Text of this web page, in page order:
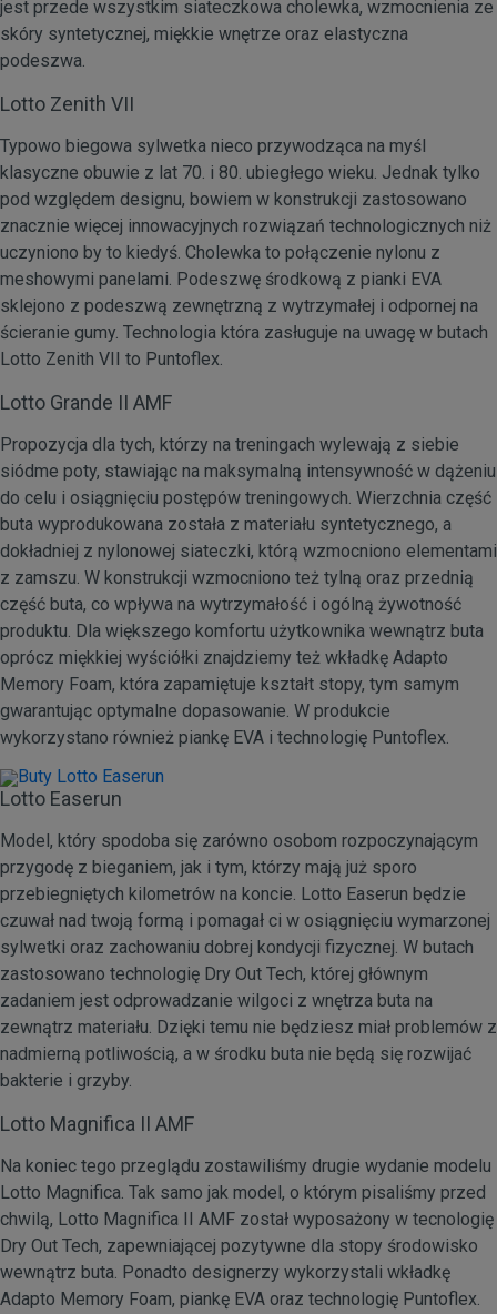
jest przede wszystkim siateczkowa cholewka, wzmocnienia ze
skóry syntetycznej, miękkie wnętrze oraz elastyczna
podeszwa.
Lotto Zenith VII
Typowo biegowa sylwetka nieco przywodząca na myśl
klasyczne obuwie z lat 70. i 80. ubiegłego wieku. Jednak tylko
pod względem designu, bowiem w konstrukcji zastosowano
znacznie więcej innowacyjnych rozwiązań technologicznych niż
uczyniono by to kiedyś. Cholewka to połączenie nylonu z
meshowymi panelami. Podeszwę środkową z pianki EVA
sklejono z podeszwą zewnętrzną z wytrzymałej i odpornej na
ścieranie gumy. Technologia która zasługuje na uwagę w butach
Lotto Zenith VII to Puntoflex.
Lotto Grande II AMF
Propozycja dla tych, którzy na treningach wylewają z siebie
siódme poty, stawiając na maksymalną intensywność w dążeniu
do celu i osiągnięciu postępów treningowych. Wierzchnia część
buta wyprodukowana została z materiału syntetycznego, a
dokładniej z nylonowej siateczki, którą wzmocniono elementami
z zamszu. W konstrukcji wzmocniono też tylną oraz przednią
część buta, co wpływa na wytrzymałość i ogólną żywotność
produktu. Dla większego komfortu użytkownika wewnątrz buta
oprócz miękkiej wyściółki znajdziemy też wkładkę Adapto
Memory Foam, która zapamiętuje kształt stopy, tym samym
gwarantując optymalne dopasowanie. W produkcie
wykorzystano również piankę EVA i technologię Puntoflex.
Lotto Easerun
Model, który spodoba się zarówno osobom rozpoczynającym
przygodę z bieganiem, jak i tym, którzy mają już sporo
przebiegniętych kilometrów na koncie. Lotto Easerun będzie
czuwał nad twoją formą i pomagał ci w osiągnięciu wymarzonej
sylwetki oraz zachowaniu dobrej kondycji fizycznej. W butach
zastosowano technologię Dry Out Tech, której głównym
zadaniem jest odprowadzanie wilgoci z wnętrza buta na
zewnątrz materiału. Dzięki temu nie będziesz miał problemów z
nadmierną potliwością, a w środku buta nie będą się rozwijać
bakterie i grzyby.
Lotto Magnifica II AMF
Na koniec tego przeglądu zostawiliśmy drugie wydanie modelu
Lotto Magnifica. Tak samo jak model, o którym pisaliśmy przed
chwilą, Lotto Magnifica II AMF został wyposażony w tecnologię
Dry Out Tech, zapewniającej pozytywne dla stopy środowisko
wewnątrz buta. Ponadto designerzy wykorzystali wkładkę
Adapto Memory Foam, piankę EVA oraz technologię Puntoflex.